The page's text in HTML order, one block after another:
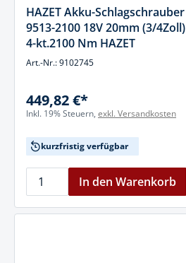
HAZET Akku-Schlagschrauber
9513-2100 18V 20mm (3/4Zoll)
4-kt.2100 Nm HAZET
Art.-Nr.: 9102745
449,82 €*
Inkl. 19% Steuern, exkl. Versandkosten
kurzfristig verfügbar
In den Warenkorb